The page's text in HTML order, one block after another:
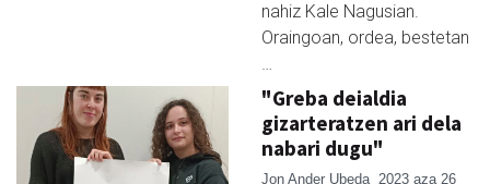
nahiz Kale Nagusian.
Oraingoan, ordea, bestetan
…
"Greba deialdia
gizarteratzen ari dela
nabari dugu"
Jon Ander Ubeda 2023 aza 26